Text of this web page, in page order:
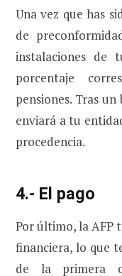
Una vez que has
de
instalaciones de
porcentaje
pensiones. Tras
enviará a tu
procedencia.
4.- El pago
Por último, la AFP
financiera, lo que
de la primera